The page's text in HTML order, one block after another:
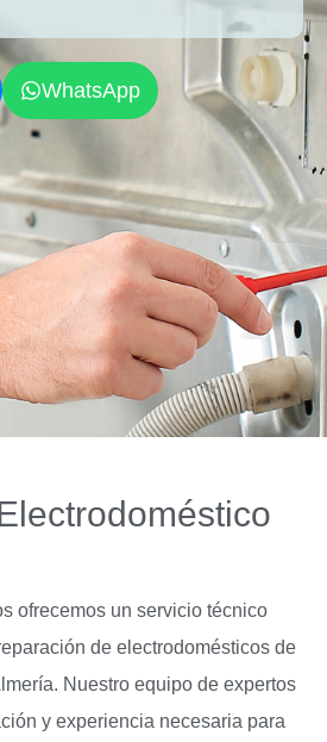
WhatsApp
ofrecemos un servicio técnico
de electrodomésticos de
Nuestro equipo de expertos
y experiencia necesaria para